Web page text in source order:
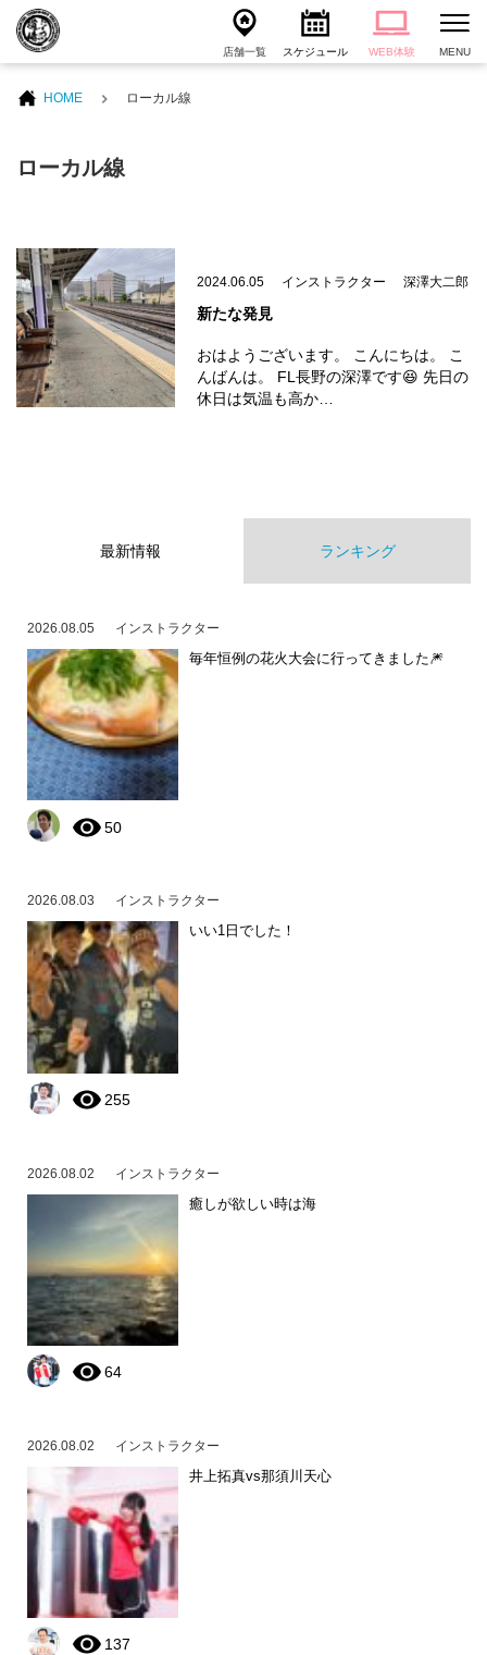
店舗一覧 スケジュール WEB体験 MENU
HOME ローカル線
ローカル線
2024.06.05 インストラクター 深澤大二郎
新たな発見
おはようございます。 こんにちは。 こ
んばんは。 FL長野の深澤です😆 先日の
休日は気温も高か…
最新情報 ランキング
2026.08.05 インストラクター
毎年恒例の花火大会に行ってきました🎆
50
2026.08.03 インストラクター
いい1日でした！
255
2026.08.02 インストラクター
癒しが欲しい時は海
64
2026.08.02 インストラクター
井上拓真vs那須川天心
137